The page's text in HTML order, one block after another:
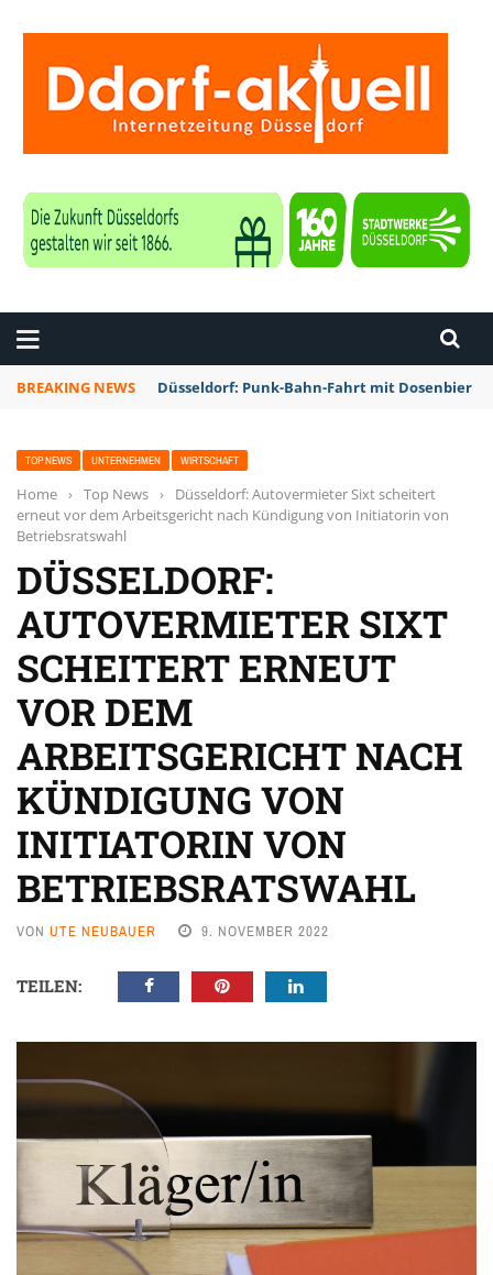
BREAKING NEWS Düsseldorf: Punk-Bahn-Fahrt mit Dosenbier
TOP NEWS UNTERNEHMEN WIRTSCHAFT
Home › Top News ›
Düsseldorf: Autovermieter Sixt scheitert
erneut vor dem Arbeitsgericht nach Kündigung von Initiatorin von
Betriebsratswahl
DÜSSELDORF:
AUTOVERMIETER SIXT
SCHEITERT ERNEUT
VOR DEM
ARBEITSGERICHT NACH
KÜNDIGUNG VON
INITIATORIN VON
BETRIEBSRATSWAHL
VON UTE NEUBAUER 9. NOVEMBER 2022
TEILEN: